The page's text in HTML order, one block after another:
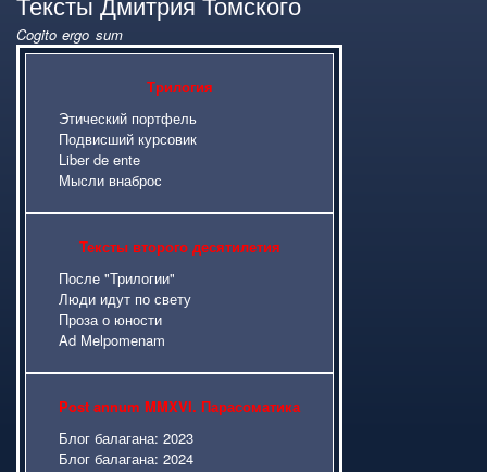
Cogito ergo sum
Трилогия
Этический портфель
Подвисший курсовик
Liber de ente
Мысли внаброс
Тексты второго десятилетия
После "Трилогии"
Люди идут по свету
Проза о юности
Ad Melpomenam
Post annum MMXVI. Парасоматика
Блог балагана: 2023
Блог балагана: 2024